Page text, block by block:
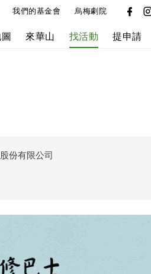
我們的基金會 烏梅劇院
來華山 找活動 提申請
份有限公司